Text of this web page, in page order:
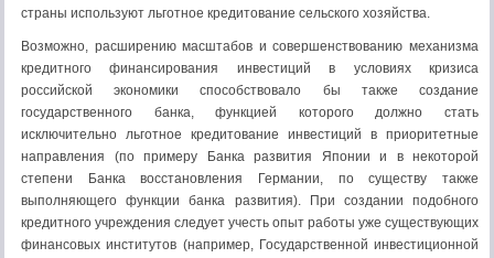
страны используют льготное кредитование сельского хозяйства.
Возможно, расширению масштабов и совершенствованию механизма
кредитного финансирования инвестиций в условиях кризиса
российской экономики способствовало бы также создание
государственного банка, функцией которого должно стать
исключительно льготное кредитование инвестиций в приоритетные
направления (по примеру Банка развития Японии и в некоторой
степени Банка восстановления Германии, по существу также
выполняющего функции банка развития). При создании подобного
кредитного учреждения следует учесть опыт работы уже существующих
финансовых институтов (например, Государственной инвестиционной